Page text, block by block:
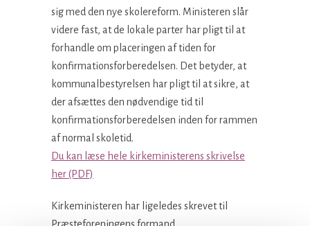
sig med den nye skolereform. Ministeren slår
videre fast, at de lokale parter har pligt til at
forhandle om placeringen af tiden for
konfirmationsforberedelsen. Det betyder, at
kommunalbestyrelsen har pligt til at sikre, at
der afsættes den nødvendige tid til
konfirmationsforberedelsen inden for rammen
af normal skoletid.
Du kan læse hele kirkeministerens skrivelse
her (PDF)
Kirkeministeren har ligeledes skrevet til